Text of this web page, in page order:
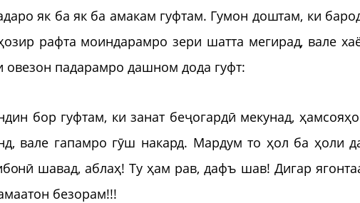
як ба як ба амакам гуфтам. Гумон доштам, ки
рафта моиндарамро зери шатта мегирад, вале
падарамро дашном дода гуфт:
бор гуфтам, ки занат беҷогардӣ мекунад,
вале гапамро гӯш накард. Мардум то ҳол ба ҳоли
шавад, аблаҳ! Ту ҳам рав, дафъ шав! Дигар
безорам!!!